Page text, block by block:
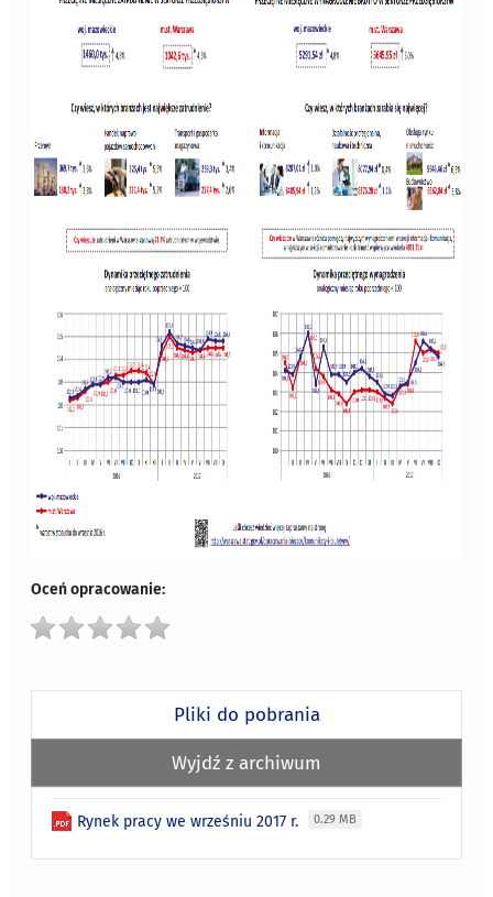
Oceń opracowanie:
Pliki do pobrania
Wyjdź z archiwum
Rynek pracy we wrześniu 2017 r. 0.29 MB